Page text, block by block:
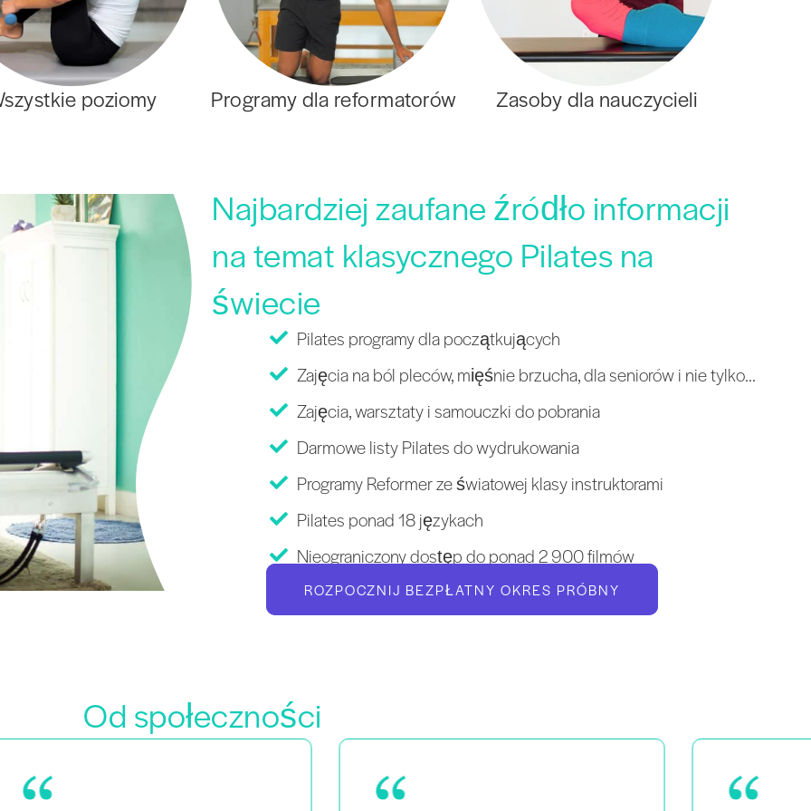
poziomy Programy dla reformatorów Zasoby dla nauczycieli
Najbardziej zaufane źródło informacji
na temat klasycznego Pilates na
świecie
Pilates programy dla początkujących
Zajęcia na ból pleców, mięśnie brzucha, dla seniorów i nie tylko...
Zajęcia, warsztaty i samouczki do pobrania
Darmowe listy Pilates do wydrukowania
Programy Reformer ze światowej klasy instruktorami
Pilates ponad 18 językach
Nieograniczony dostęp do ponad 2 900 filmów
ROZPOCZNIJ BEZPŁATNY OKRES PRÓBNY
Od społeczności